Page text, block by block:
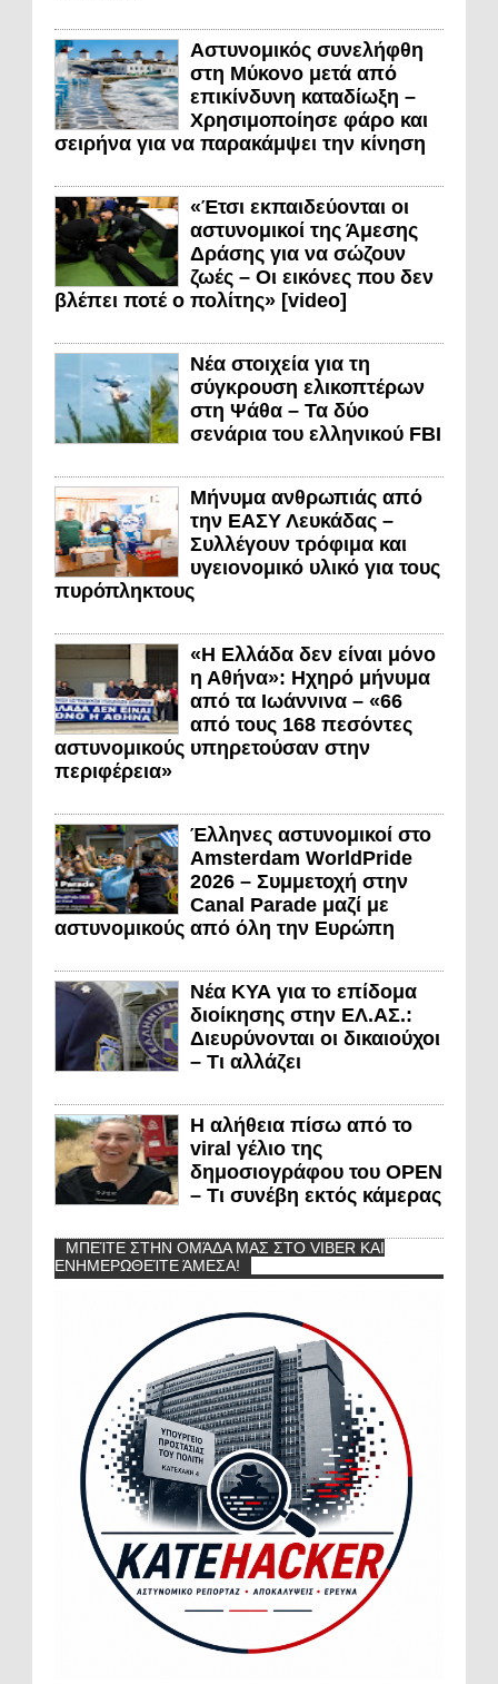
Αστυνομικός συνελήφθη
στη Μύκονο μετά από
επικίνδυνη καταδίωξη –
Χρησιμοποίησε φάρο και
σειρήνα για να παρακάμψει την κίνηση
«Έτσι εκπαιδεύονται οι
αστυνομικοί της Άμεσης
Δράσης για να σώζουν
ζωές – Οι εικόνες που δεν
βλέπει ποτέ ο πολίτης» [video]
Νέα στοιχεία για τη
σύγκρουση ελικοπτέρων
στη Ψάθα – Τα δύο
σενάρια του ελληνικού FBI
Μήνυμα ανθρωπιάς από
την ΕΑΣΥ Λευκάδας –
Συλλέγουν τρόφιμα και
υγειονομικό υλικό για τους
πυρόπληκτους
«Η Ελλάδα δεν είναι μόνο
η Αθήνα»: Ηχηρό μήνυμα
από τα Ιωάννινα – «66
από τους 168 πεσόντες
αστυνομικούς υπηρετούσαν στην
περιφέρεια»
Έλληνες αστυνομικοί στο
Amsterdam WorldPride
2026 – Συμμετοχή στην
Canal Parade μαζί με
αστυνομικούς από όλη την Ευρώπη
Νέα ΚΥΑ για το επίδομα
διοίκησης στην ΕΛ.ΑΣ.:
Διευρύνονται οι δικαιούχοι
– Τι αλλάζει
Η αλήθεια πίσω από το
viral γέλιο της
δημοσιογράφου του OPEN
– Τι συνέβη εκτός κάμερας
ΜΠΕΊΤΕ ΣΤΗΝ ΟΜΆΔΑ ΜΑΣ ΣΤΟ VIBER ΚΑΙ
ΕΝΗΜΕΡΩΘΕΊΤΕ ΆΜΕΣΑ!